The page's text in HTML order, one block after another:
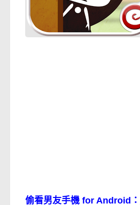
偷看男友手機 for Android：